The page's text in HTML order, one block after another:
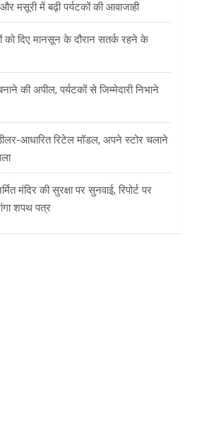
मसूरी में बढ़ी पर्यटकों की आवाजाही
को दिए मानसून के दौरान सतर्क रहने के
की अपील, पर्यटकों से जिम्मेदारी निभाने
आधारित रिटेल मॉडल, अपने स्टोर चलाने
मंदिर की सुरक्षा पर सुनवाई, रिपोर्ट पर
शपथ पत्र